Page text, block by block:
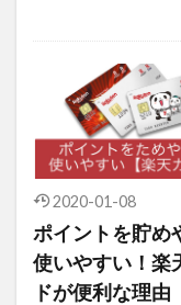
2020-01-08
ポイントを貯め
使いやすい！楽
ドが便利な理由